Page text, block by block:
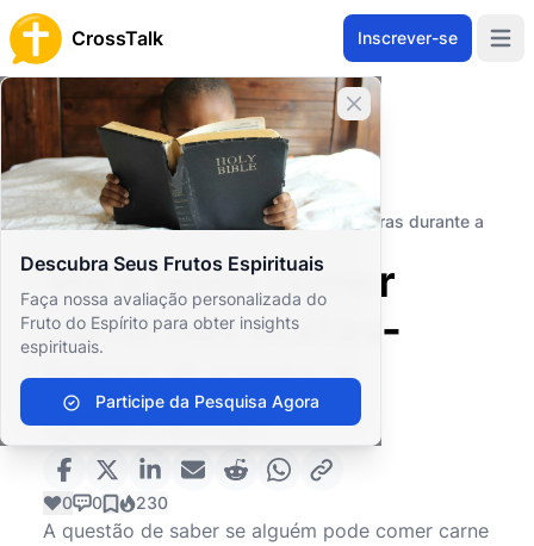
CrossTalk Inscrever-se
Fechar banner
Descubra Seus Frutos Espirituais
Faça nossa avaliação personalizada do
Fruto do Espírito para obter insights
espirituais.
Participe da Pesquisa Agora
Home
Arquivo de Perguntas
Eventos e Símbolos Religiosos
Calendário Litúrgico
Você pode comer carne nas sextas-feiras durante a
Você pode comer
carne nas sextas-
feiras durante a
Quaresma?
0 0 230
A questão de saber se alguém pode comer carne